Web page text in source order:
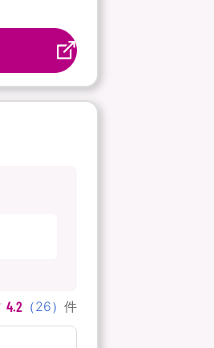
4.2 （26） 件